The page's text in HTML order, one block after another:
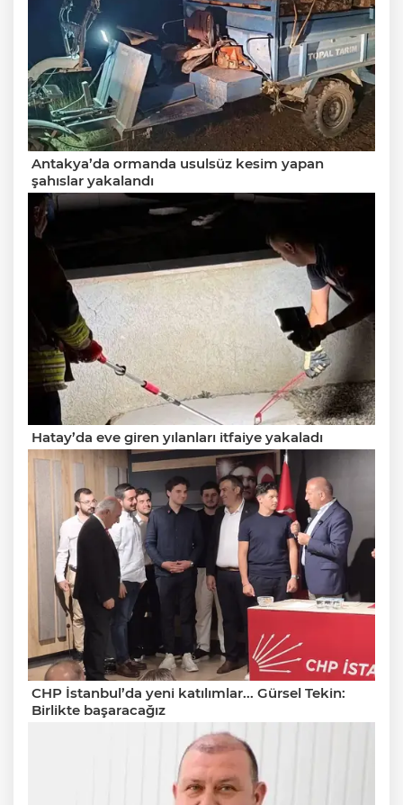
Antakya’da ormanda usulsüz kesim yapan
şahıslar yakalandı
Hatay’da eve giren yılanları itfaiye yakaladı
CHP İstanbul’da yeni katılımlar... Gürsel Tekin:
Birlikte başaracağız